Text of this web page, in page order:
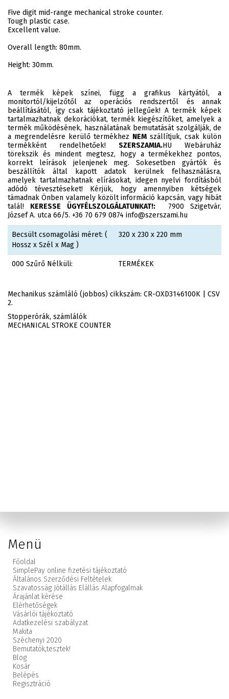
Five digit mid-range mechanical stroke counter.
Tough plastic case.
Excellent value.
Overall length: 80mm.
Height: 30mm.
A termék képek színei, függ a grafikus kártyától, a
monitortól/kijelzőtől az operációs rendszertől és annak
beállításától, így csak tájékoztató jellegűek! A termék képek
tartalmazhatnak dekorációkat, termék kiegészítőket, amelyek a
termék működésének, használatának bemutatását szolgálják, de
a megrendelésre kerülő termékhez NEM szállítjuk, csak külön
termékként rendelhetőek! SZERSZAMIA.HU Webáruház
törekszik és mindent megtesz, hogy a termékekhez pontos,
korrekt leírások jelenjenek meg. Sokesetben gyártók és
beszállítók által kapott adatok kerülnek felhasználásra,
amelyek tartalmazhatnak elírásokat, idegen nyelvi fordításból
adódó tévesztéseket! Kérjük, hogy amennyiben kétségek
támadnak Önben valamely közölt információ kapcsán, vagy hibát
talál! KERESSE ÜGYFÉLSZOLGÁLATUNKAT!:7900 Szigetvár,
József A. utca 66/5. +36 70 679 0874 info@szerszami.hu
Becsült csomagolási méret: (
Hossz x Szél x Mag )
320 x 230 x 220 mm
000 Szűrő Nélküli: TERMÉKEK
Mechanikus számláló (jobbos) cikkszám: CR-OXD3146100K | CSV
2.
Stopperórák, számlálók
MECHANICAL STROKE COUNTER
Menü
Főoldal
SimplePay online fizetési tájékoztató
Általános Szerződési Feltételek
Szavatosság Jótállás Elállás Alapfogalmak
Árajánlat kérése
Elérhetőségek
Vásárlói tájékoztató
Adatkezelési szabályzat
Makita
Széchenyi 2020
Bemutatók,tesztek!
Blog
Kosár
Belépés
Regisztráció